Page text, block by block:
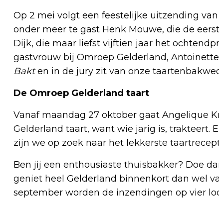
Op 2 mei volgt een feestelijke uitzending van
onder meer te gast Henk Mouwe, die de
Dijk, die maar liefst vijftien jaar het
gastvrouw bij Omroep Gelderland,
Bakten in de jury zit van onze
De Omroep Gelderland taart
Vanaf maandag 27 oktober gaat Angelique
Gelderland taart, want wie jarig is, trakteert.
zijn we op zoek naar het lekkerste
Ben jij een enthousiaste thuisbakker? Doe
geniet heel Gelderland binnenkort dan wel
september worden de inzendingen op vier